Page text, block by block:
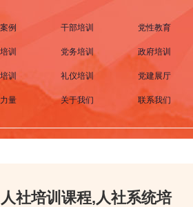
例 干部培训 党性教育
训 党务培训 政府培训
训 礼仪培训 党建展厅
量 关于我们 联系我们
社培训课程,人社系统培